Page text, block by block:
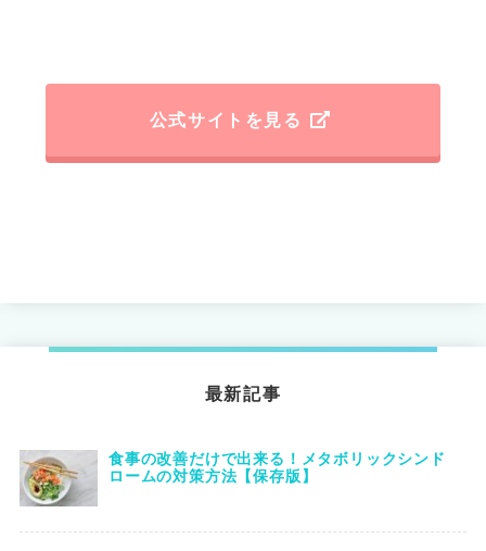
公式サイトを見る
最新記事
食事の改善だけで出来る！メタボリックシンド
ロームの対策方法【保存版】